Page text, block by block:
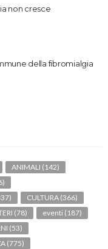
non cresce
della fibromialgia
ANIMALI (142)
CULTURA (366)
(78) eventi (187)
(53)
(775)